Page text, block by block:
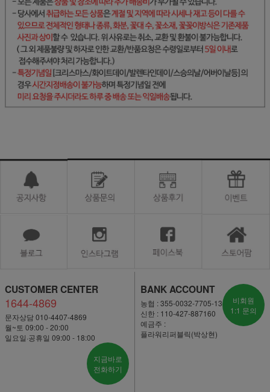
CUSTOMER CENTER
1644-4869
문자상담 010-4407-4869
월~토 09:00 - 20:00
일요일·공휴일 09:00 - 18:00
지금바로
전화하기
BANK ACCOUNT
농협 : 355-0032-7705-13
신한 : 110-427-887160
예금주 :
플라워리퍼블릭(박상현)
비회원
1:1 문의